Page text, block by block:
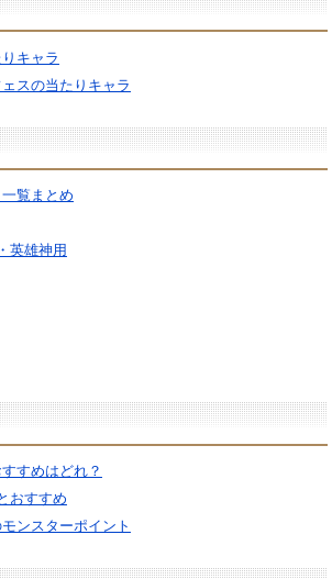
キャラ
スの当たりキャラ
覧まとめ
英雄神用
すめはどれ？
おすすめ
ンスターポイント